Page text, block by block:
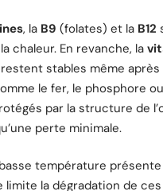
, la B9 (folates) et la B12
chaleur. En revanche, la
restent stables même après
le fer, le phosphore
par la structure de
perte minimale.
température présente
limite la dégradation de